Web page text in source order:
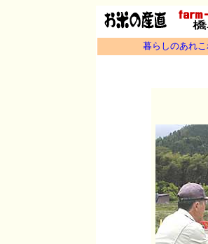
暮らしのあれ